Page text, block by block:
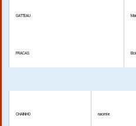
GATTEAU
FRACAS
CHAINHO naomie